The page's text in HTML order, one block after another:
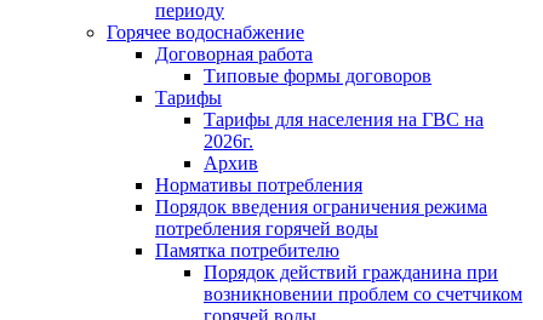
периоду
Горячее водоснабжение
Договорная работа
Типовые формы договоров
Тарифы
Тарифы для населения на ГВС на
2026г.
Архив
Нормативы потребления
Порядок введения ограничения режима
потребления горячей воды
Памятка потребителю
Порядок действий гражданина при
возникновении проблем со счетчиком